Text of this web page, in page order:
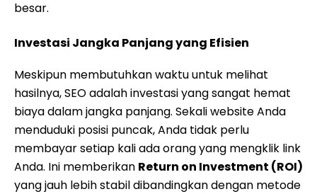
besar.
Investasi Jangka Panjang yang Efisien
Meskipun membutuhkan waktu untuk melihat
hasilnya, SEO adalah investasi yang sangat hemat
biaya dalam jangka panjang. Sekali website Anda
menduduki posisi puncak, Anda tidak perlu
membayar setiap kali ada orang yang mengklik link
Anda. Ini memberikan Return on Investment (ROI)
yang jauh lebih stabil dibandingkan dengan metode